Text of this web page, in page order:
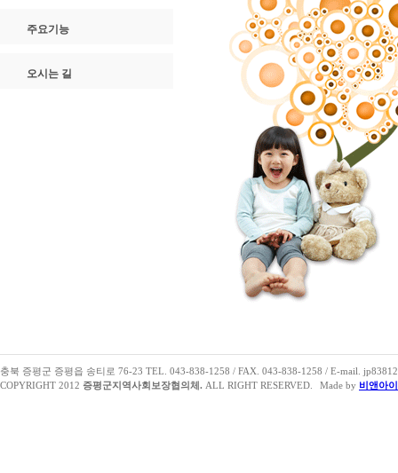
주요기능
오시는 길
충북 증평군 증평읍 송티로 76-23 TEL. 043-838-1258 / FAX. 043-838-1258 / E-mail.
COPYRIGHT 2012 증평군지역사회보장협의체. ALL RIGHT RESERVED. Made by 비앤아이